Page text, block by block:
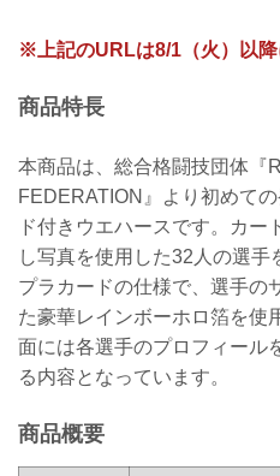
※上記のURLは8/1（火）以降
商品特長
本商品は、総合格闘技団体『
FEDERATION』より初めて
ド付きウエハースです。カー
し写真を使用した32人の選手
プラカードの仕様で、選手の
た豪華レインボーホロ箔を使
面には各選手のプロフィール
る内容となっています。
商品概要